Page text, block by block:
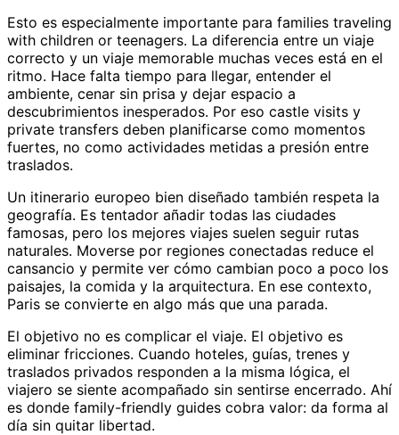
Esto es especialmente importante para families traveling
with children or teenagers. La diferencia entre un viaje
correcto y un viaje memorable muchas veces está en el
ritmo. Hace falta tiempo para llegar, entender el
ambiente, cenar sin prisa y dejar espacio a
descubrimientos inesperados. Por eso castle visits y
private transfers deben planificarse como momentos
fuertes, no como actividades metidas a presión entre
traslados.
Un itinerario europeo bien diseñado también respeta la
geografía. Es tentador añadir todas las ciudades
famosas, pero los mejores viajes suelen seguir rutas
naturales. Moverse por regiones conectadas reduce el
cansancio y permite ver cómo cambian poco a poco los
paisajes, la comida y la arquitectura. En ese contexto,
Paris se convierte en algo más que una parada.
El objetivo no es complicar el viaje. El objetivo es
eliminar fricciones. Cuando hoteles, guías, trenes y
traslados privados responden a la misma lógica, el
viajero se siente acompañado sin sentirse encerrado. Ahí
es donde family-friendly guides cobra valor: da forma al
día sin quitar libertad.